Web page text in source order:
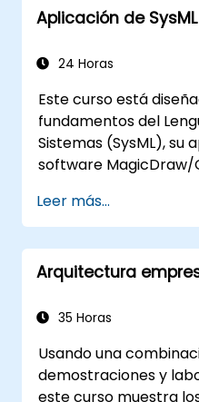
Aplicación de
24 Horas
Este curso está
fundamentos del
Sistemas (SysML), su
software
Sistemas Basada en
mejores prácticas en
Leer más...
Arquitectura
35 Horas
Usando una
demostraciones y
este curso muestra